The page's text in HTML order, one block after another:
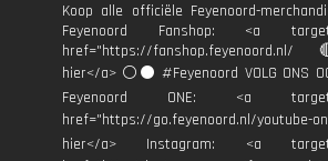
Koop alle officiële Feyenoord-
Feyenoord Fanshop: <a
href="https://
hier</a> ⚪️⚫ #Feyenoord VOLG ONS
Feyenoord ONE: <a
href="https://go.feyenoord.nl/youtube-
hier</a> Instagram: <a